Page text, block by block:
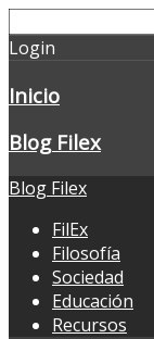
Login
Inicio
Blog Filex
Blog Filex
FilEx
Filosofía
Sociedad
Educación
Recursos